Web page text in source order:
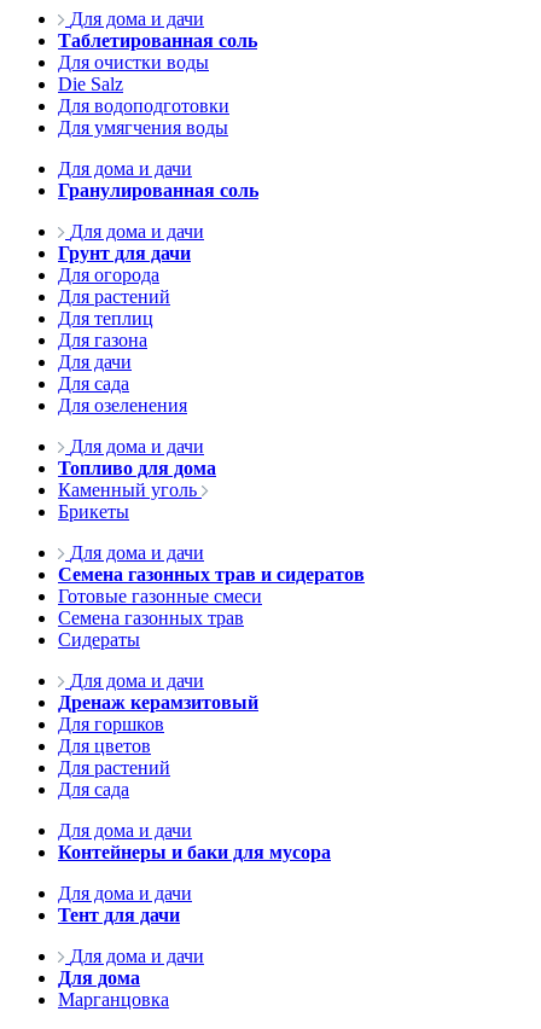
Для дома и дачи
Таблетированная соль
Для очистки воды
Die Salz
Для водоподготовки
Для умягчения воды
Для дома и дачи
Гранулированная соль
Для дома и дачи
Грунт для дачи
Для огорода
Для растений
Для теплиц
Для газона
Для дачи
Для сада
Для озеленения
Для дома и дачи
Топливо для дома
Каменный уголь
Брикеты
Для дома и дачи
Семена газонных трав и сидератов
Готовые газонные смеси
Семена газонных трав
Сидераты
Для дома и дачи
Дренаж керамзитовый
Для горшков
Для цветов
Для растений
Для сада
Для дома и дачи
Контейнеры и баки для мусора
Для дома и дачи
Тент для дачи
Для дома и дачи
Для дома
Марганцовка